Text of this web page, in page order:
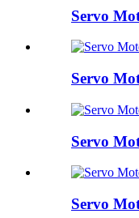
Servo
Servo
Servo
Servo